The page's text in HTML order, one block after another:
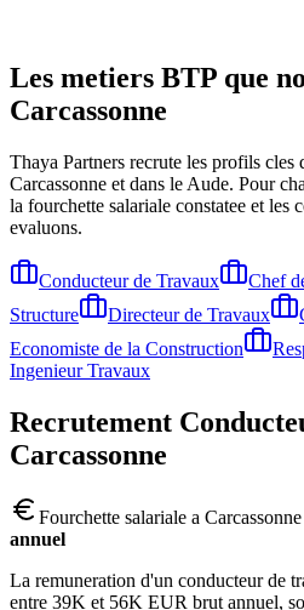
Les metiers BTP que
Carcassonne
Thaya Partners recrute les profils cles
Carcassonne et dans le Aude. Pour
la fourchette salariale constatee et les
evaluons.
Conducteur de Travaux Chef
Structure
Directeur de Travaux
Economiste de la Construction
Ingenieur Travaux
Recrutement
Carcassonne
Fourchette salariale a Carcassonne
annuel
La remuneration d'un conducteur de
entre 39K et 56K EUR brut annuel,